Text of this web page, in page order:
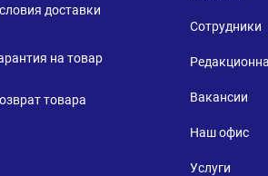
доставки
на товар
товара
Сотрудники
Вакансии
Наш офис
Услуги